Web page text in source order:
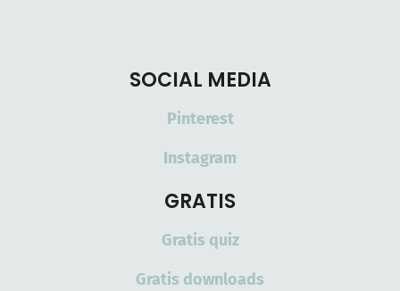
SOCIAL MEDIA
Pinterest
Instagram
GRATIS
Gratis quiz
Gratis downloads